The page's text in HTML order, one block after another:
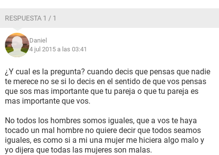
RESPUESTA 1 / 1
Daniel
4 jul 2015 a las 03:41
¿Y cual es la pregunta? cuando decis que pensas que nadie
te merece no se si lo decis en el sentido de que vos pensas
que sos mas importante que tu pareja o que tu pareja es
mas importante que vos.
No todos los hombres somos iguales, que a vos te haya
tocado un mal hombre no quiere decir que todos seamos
iguales, es como si a mi una mujer me hiciera algo malo y
yo dijera que todas las mujeres son malas.